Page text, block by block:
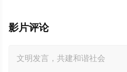
影片评论